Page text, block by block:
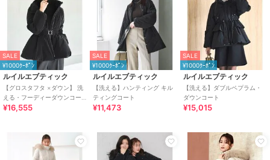
SALE
¥1000ｸｰﾎﾟﾝ
ルイルエブティック
【グロスタフタ ×ダウン】 洗
える・フーディーダウンコー
ト(共生地ゴムベルト付き)
¥16,555
SALE
¥1000ｸｰﾎﾟﾝ
ルイルエブティック
【洗える】ハンティング キル
ティングコート
¥11,473
SALE
¥1000ｸｰﾎﾟﾝ
ルイルエブティック
【洗える】ダブルペプラム・
ダウンコート
¥15,015